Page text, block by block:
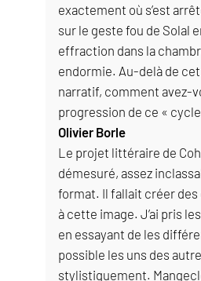
exactement où s’est
sur le geste fou de Solal
effraction dans la
endormie. Au-delà de
narratif, comment avez-
progression de ce « cycle
Olivier Borle
Le projet littéraire de
démesuré, assez
format. Il fallait créer
à cette image. J’ai pris
en essayant de les
possible les uns des
stylistiquement.